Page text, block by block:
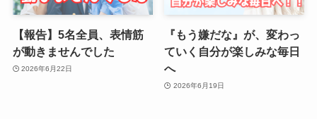
【報告】5名全員、表情筋
が動きませんでした
2026年6月22日
『もう嫌だな』が、変わっ
ていく自分が楽しみな毎日
へ
2026年6月19日